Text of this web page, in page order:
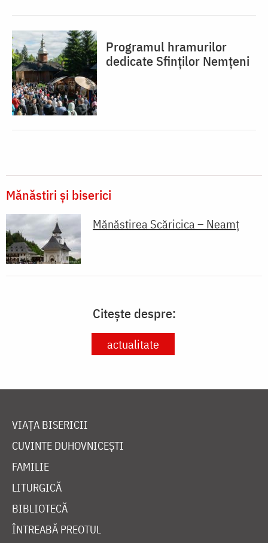
Programul hramurilor
dedicate Sfinților Nemțeni
Mănăstiri și biserici
Mănăstirea Scăricica – Neamț
Citește despre:
actualitate
VIAȚA BISERICII
CUVINTE DUHOVNICEȘTI
FAMILIE
LITURGICĂ
BIBLIOTECĂ
ÎNTREABĂ PREOTUL